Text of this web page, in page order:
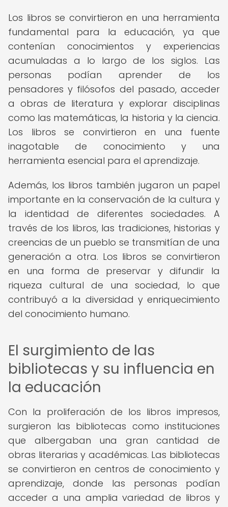
Los libros se convirtieron en una herramienta
fundamental para la educación, ya que
contenían conocimientos y experiencias
acumuladas a lo largo de los siglos. Las
personas podían aprender de los
pensadores y filósofos del pasado, acceder
a obras de literatura y explorar disciplinas
como las matemáticas, la historia y la ciencia.
Los libros se convirtieron en una fuente
inagotable de conocimiento y una
herramienta esencial para el aprendizaje.
Además, los libros también jugaron un papel
importante en la conservación de la cultura y
la identidad de diferentes sociedades. A
través de los libros, las tradiciones, historias y
creencias de un pueblo se transmitían de una
generación a otra. Los libros se convirtieron
en una forma de preservar y difundir la
riqueza cultural de una sociedad, lo que
contribuyó a la diversidad y enriquecimiento
del conocimiento humano.
El surgimiento de las
bibliotecas y su influencia en
la educación
Con la proliferación de los libros impresos,
surgieron las bibliotecas como instituciones
que albergaban una gran cantidad de
obras literarias y académicas. Las bibliotecas
se convirtieron en centros de conocimiento y
aprendizaje, donde las personas podían
acceder a una amplia variedad de libros y